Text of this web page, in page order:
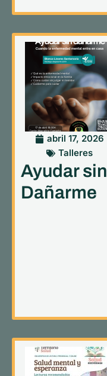
abril 17, 2026
Talleres
Ayudar sin
Dañarme